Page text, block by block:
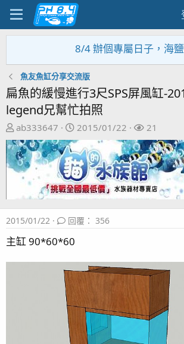
8/4 辦個專屬日子，海鹽回
魚友魚缸分享交流版
扁魚的緩慢進行3尺SPS屏風缸-
legend兄幫忙拍照
主
題
發
起
人
ab333647
開
始
日
期
2015/01/22
關
注
者
21
2015/01/22 回覆： 356
主缸 90*60*60